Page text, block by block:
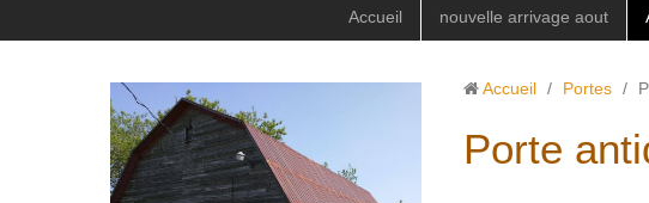
Accueil nouvelle arrivage aout
Accueil / Portes /
Porte